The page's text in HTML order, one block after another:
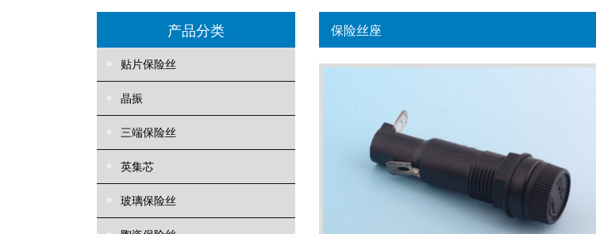
产品分类
贴片保险丝
晶振
三端保险丝
英集芯
玻璃保险丝
保险丝座